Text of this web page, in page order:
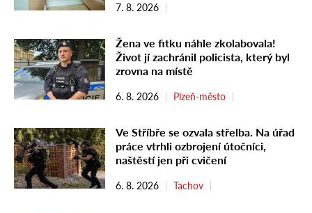
7. 8. 2026
Žena ve fitku náhle zkolabovala!
Život jí zachránil policista, který byl
zrovna na místě
6. 8. 2026 Plzeň-město
Ve Stříbře se ozvala střelba. Na úřad
práce vtrhli ozbrojení útočníci,
naštěstí jen při cvičení
6. 8. 2026 Tachov